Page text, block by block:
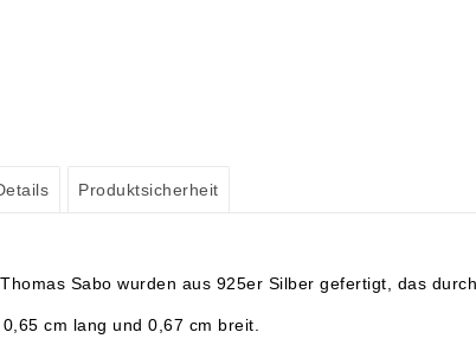
Produktsicherheit
Sabo wurden aus 925er Silber gefertigt, das
cm lang und 0,67 cm breit.